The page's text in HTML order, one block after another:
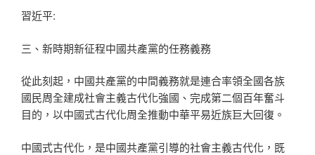
習近平:
三、新時期新征程中國共產黨的任務義務
從此刻起，中國共產黨的中間義務就是連合率領全國各族
國民周全建成社會主義古代化強國、完成第二個百年奮斗
目的，以中國式古代化周全推動中華平易近族巨大回復。
中國式古代化，是中國共產黨引導的社會主義古代化，既